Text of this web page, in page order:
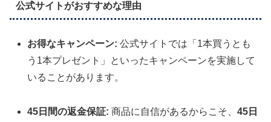
公式サイトがおすすめな理由
お得なキャンペーン: 公式サイトでは「1本買うとも
う1本プレゼント」といったキャンペーンを実施して
いることがあります。
45日間の返金保証: 商品に自信があるからこそ、45日